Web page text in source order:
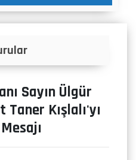
Sayın Ülgür
Taner Kışlalı'yı